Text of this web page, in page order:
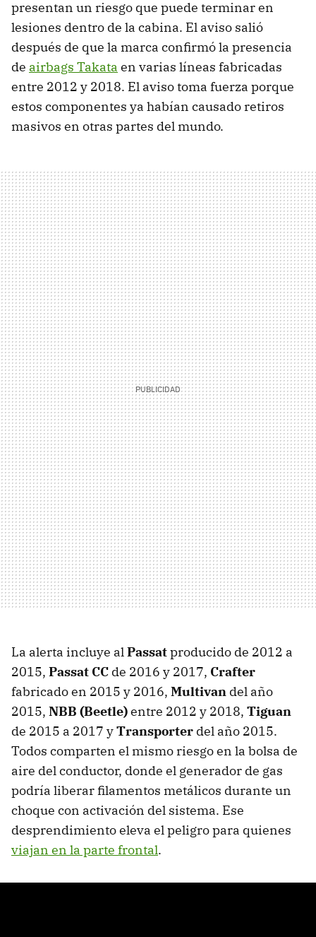
presentan un riesgo que puede terminar en
lesiones dentro de la cabina. El aviso salió
después de que la marca confirmó la presencia
de airbags Takata en varias líneas fabricadas
entre 2012 y 2018. El aviso toma fuerza porque
estos componentes ya habían causado retiros
masivos en otras partes del mundo.
La alerta incluye alPassatproducido de 2012 a
2015, Passat CC de 2016 y 2017, Crafter
fabricado en 2015 y 2016, Multivan del año
2015, NBB (Beetle)entre 2012 y 2018, Tiguan
de 2015 a 2017 yTransporter del año 2015.
Todos comparten el mismo riesgo en la bolsa de
aire del conductor, donde el generador de gas
podría liberar filamentos metálicos durante un
choque con activación del sistema. Ese
desprendimiento eleva el peligro para quienes
viajan en la parte frontal.